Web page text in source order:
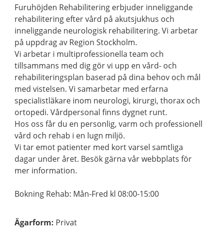
Furuhöjden Rehabilitering erbjuder inneliggande
rehabilitering efter vård på akutsjukhus och
inneliggande neurologisk rehabilitering. Vi arbetar
på uppdrag av Region Stockholm.
Vi arbetar i multiprofessionella team och
tillsammans med dig gör vi upp en vård- och
rehabiliteringsplan baserad på dina behov och mål
med vistelsen. Vi samarbetar med erfarna
specialistläkare inom neurologi, kirurgi, thorax och
ortopedi. Vårdpersonal finns dygnet runt.
Hos oss får du en personlig, varm och professionell
vård och rehab i en lugn miljö.
Vi tar emot patienter med kort varsel samtliga
dagar under året. Besök gärna vår webbplats för
mer information.
Bokning Rehab: Mån-Fred kl 08:00-15:00
Ägarform: Privat